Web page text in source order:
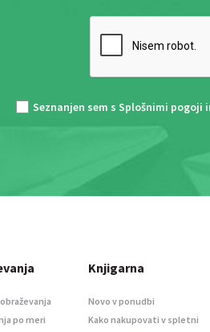
Seznanjen sem s Splošnimi pogoji
po meri
Knjigarna
Novo v ponudbi
Kako nakupovati v spletni